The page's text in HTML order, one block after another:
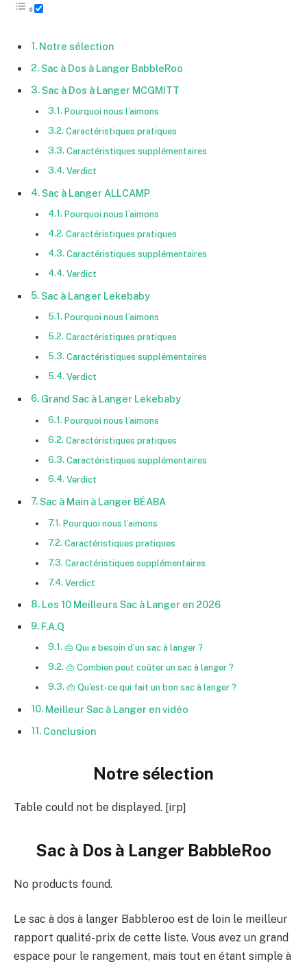
Notre sélection
Sac à Dos à Langer BabbleRoo
Sac à Dos à Langer MCGMITT
Pourquoi nous l’aimons
Caractéristiques pratiques
Caractéristiques supplémentaires
Verdict
Sac à Langer ALLCAMP
Pourquoi nous l’aimons
Caractéristiques pratiques
Caractéristiques supplémentaires
Verdict
Sac à Langer Lekebaby
Pourquoi nous l’aimons
Caractéristiques pratiques
Caractéristiques supplémentaires
Verdict
Grand Sac à Langer Lekebaby
Pourquoi nous l’aimons
Caractéristiques pratiques
Caractéristiques supplémentaires
Verdict
Sac à Main à Langer BÉABA
Pourquoi nous l’aimons
Caractéristiques pratiques
Caractéristiques supplémentaires
Verdict
Les 10 Meilleurs Sac à Langer en 2026
F.A.Q
👜 Qui a besoin d'un sac à langer ?
👜 Combien peut coûter un sac à langer ?
👜 Qu'est-ce qui fait un bon sac à langer ?
Meilleur Sac à Langer en vidéo
Conclusion
Notre sélection
Table could not be displayed. [irp]
Sac à Dos à Langer BabbleRoo
No products found.
Le sac à dos à langer Babbleroo est de loin le meilleur
rapport qualité-prix de cette liste. Vous avez un grand
espace pour le rangement, mais tout en étant simple à